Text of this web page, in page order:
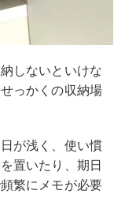
しないといけな
っかくの収納場
が浅く、使い慣
置いたり、期日
繁にメモが必要